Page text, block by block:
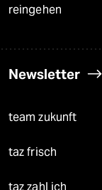
reingehen
Newsletter
team zukunft
taz frisch
taz zahl ich